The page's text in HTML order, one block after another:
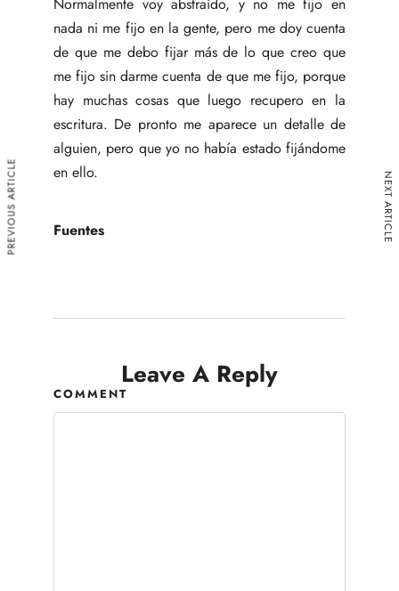
nada ni me fijo en la gente, pero me doy cuenta
de que me debo fijar más de lo que creo que
me fijo sin darme cuenta de que me fijo, porque
hay muchas cosas que luego recupero en la
escritura. De pronto me aparece un detalle de
alguien, pero que yo no había estado fijándome
en ello.
Fuentes
Leave A Reply
COMMENT
PREVIOUS ARTICLE NEXT ARTICLE